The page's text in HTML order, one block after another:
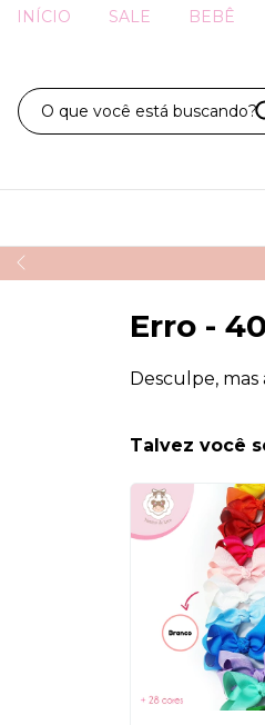
INÍCIO SALE BEBÊ
Erro -
Desculpe,
Talvez você